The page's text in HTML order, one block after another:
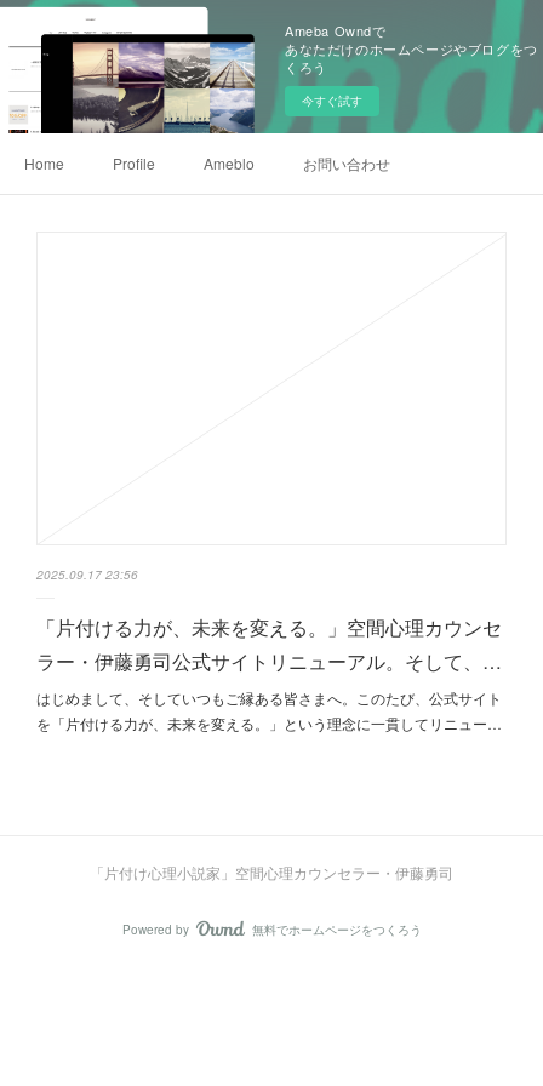
Ameba Owndで
あなただけのホームページやブログをつ
くろう
今すぐ試す
Home Profile Ameblo お問い合わせ
2025.09.17 23:56
「片付ける力が、未来を変える。」空間心理カウンセ
ラー・伊藤勇司公式サイトリニューアル。そして、…
はじめまして、そしていつもご縁ある皆さまへ。このたび、公式サイト
を「片付ける力が、未来を変える。」という理念に一貫してリニュー…
「片付け心理小説家」空間心理カウンセラー・伊藤勇司
Powered by AmebaOwnd
無料でホームページをつくろう